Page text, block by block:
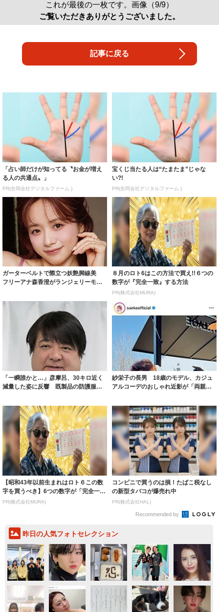
これが最後の一枚です。画像（9/9）
ご覧いただきありがとうございました。
記事に戻る
「占い師だけが知ってる〝お金が増え
る人の共通点〟」
PR(合同会社デジタルファーム )
宝くじ当たる人は“たまたま”じゃな
い?!
PR(合同会社デジタルファーム )
ガーターベルトで際立つ妖艶脚線美
フリーアナ森香澄がランジェリーモデ
８月のロト6はこの方法で買え!!６つの
数字が『完全一致』する方法
PR(株式会社MURA)
「一瞬誰かと…」彦摩呂、30キロ近く
減量した姿に反響 既製品の防護服が
紗栄子の長男 18歳のモデル、カジュ
アルコーデのおしゃれ近影が「両親の
【昭和43年以前生まれはロト６この数
字を買うべき】6つの数字が「完全一
致」する方...
PR(株式会社MURA)
コンビニで買うのは損！たばこ税なし
の新型タバコが爆売れ中
PR(株式会社HAL)
Recommended by
昨日の人気フォトセレクション